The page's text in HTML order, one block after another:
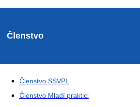
Členstvo
Členstvo SSVPL
Členstvo Mladí praktici